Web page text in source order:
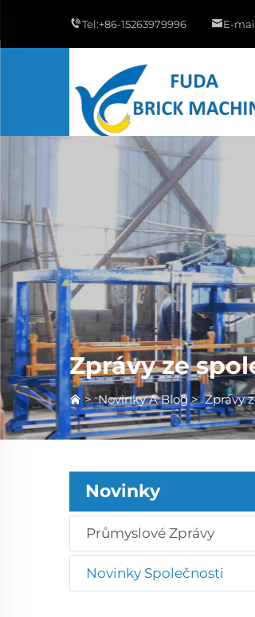
Tel:+86-15263979996 E-
Zprávy ze
>Novinky A Blog>Zprávy
Novinky
Průmyslové Zprávy
Novinky Společnosti